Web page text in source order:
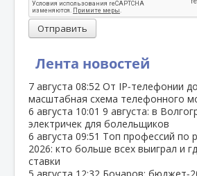
Лента новостей
7 августа 08:52 От IP‑телефонии
масштабная схема телефонного
6 августа 10:01 9 августа: в
электричек для болельщиков
6 августа 09:51 Топ профессий по
2026: кто больше всех выиграл и
ставки
Отправить